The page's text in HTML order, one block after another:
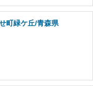
町緑ケ丘/青森県